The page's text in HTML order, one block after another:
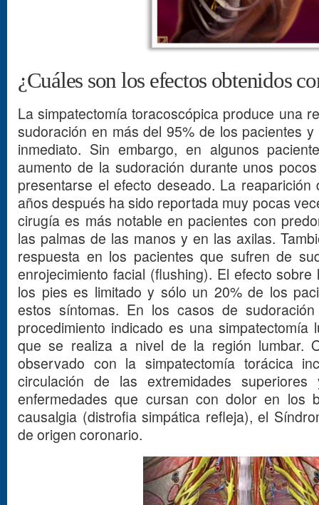
¿Cuáles son los efectos obtenidos
La simpatectomía toracoscópica produce una
sudoración en más del 95% de los pacientes
inmediato. Sin embargo, en algunos
aumento de la sudoración durante unos
presentarse el efecto deseado. La
años después ha sido reportada muy pocas
cirugía es más notable en pacientes con
las palmas de las manos y en las axilas.
respuesta en los pacientes que sufren de
enrojecimiento facial (flushing). El efecto
los pies es limitado y sólo un 20% de los
estos síntomas. En los casos de
procedimiento indicado es una simpatectomía
que se realiza a nivel de la región lumbar.
observado con la simpatectomía torácica
circulación de las extremidades
enfermedades que cursan con dolor en los
causalgia (distrofia simpática refleja), el
de origen coronario.